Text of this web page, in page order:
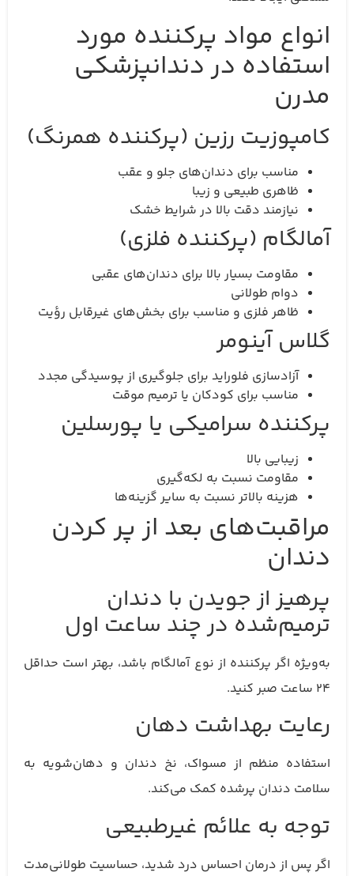
انواع مواد پرکننده مورد
استفاده در دندانپزشکی
مدرن
کامپوزیت رزین (پرکننده همرنگ)
مناسب برای دندان‌های جلو و عقب
ظاهری طبیعی و زیبا
نیازمند دقت بالا در شرایط خشک
آمالگام (پرکننده فلزی)
مقاومت بسیار بالا برای دندان‌های عقبی
دوام طولانی
ظاهر فلزی و مناسب برای بخش‌های غیرقابل رؤیت
گلاس آینومر
آزادسازی فلوراید برای جلوگیری از پوسیدگی مجدد
مناسب برای کودکان یا ترمیم موقت
پرکننده سرامیکی یا پورسلین
زیبایی بالا
مقاومت نسبت به لکه‌گیری
هزینه بالاتر نسبت به سایر گزینه‌ها
مراقبت‌های بعد از پر کردن
دندان
پرهیز از جویدن با دندان
ترمیم‌شده در چند ساعت اول
به‌ویژه اگر پرکننده از نوع آمالگام باشد، بهتر است حداقل
رعایت بهداشت دهان
استفاده منظم از مسواک، نخ دندان و دهان‌شویه به
سلامت دندان پرشده کمک می‌کند.
توجه به علائم غیرطبیعی
اگر پس از درمان احساس درد شدید، حساسیت طولانی‌مدت